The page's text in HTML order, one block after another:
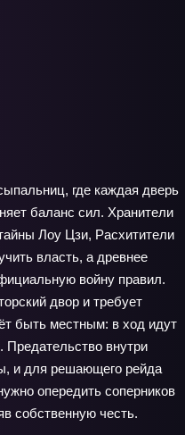
где каждая дверь
баланс сил. Хранители
Лоу Цзи, Расхитители
власть, а древнее
войну правил.
двор и требует
быть местным: в ход идут
внутри
и для решающего рейда
опередить соперников
собственную честь.